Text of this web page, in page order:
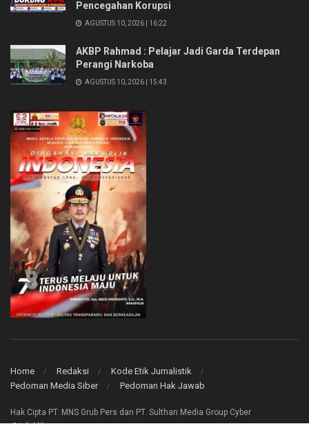
Pencegahan Korupsi
AGUSTUS 10, 2026 | 16:22
AKBP Rahmad : Pelajar Jadi Garda Terdepan
Perangi Narkoba
AGUSTUS 10, 2026 | 15:43
Home Redaksi
Kode Etik Jurnalistik
Pedoman Media Siber
Pedoman Hak Jawab
Hak Cipta PT. MNS Grub Pers dan PT. Sulthan Media Group Cyber